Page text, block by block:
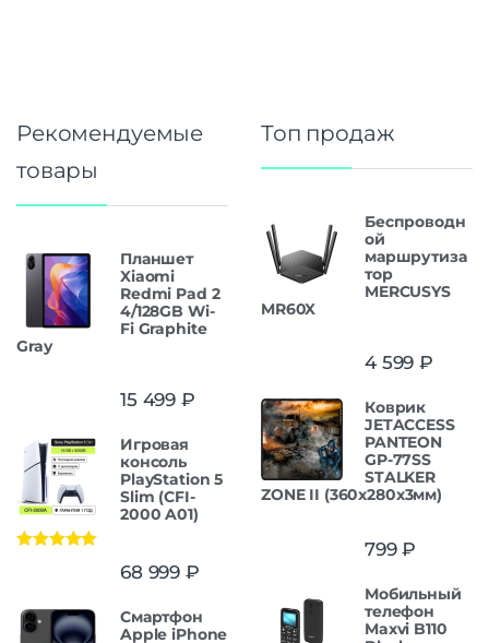
Рекомендуемые
товары
Планшет
Xiaomi
Redmi Pad 2
4/128GB Wi-
Fi Graphite
Gray
15 499 ₽
Игровая
консоль
PlayStation 5
Slim (CFI-
2000 A01)
68 999 ₽
Смартфон
Apple iPhone
Топ продаж
Беспроводн
ой
маршрутиза
тор
MERCUSYS
MR60X
4 599 ₽
Коврик
JETACCESS
PANTEON
GP-77SS
STALKER
ZONE II (360x280x3мм)
799₽
Мобильный
телефон
Maxvi B110